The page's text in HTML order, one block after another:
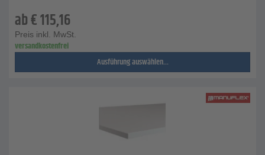
ab€115,16
Preis inkl. MwSt.
versandkostenfrei
Ausführung auswählen...